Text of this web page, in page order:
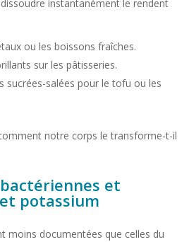
instantanément le rendent
ou les boissons fraîches.
sur les pâtisseries.
sucrées-salées pour le tofu ou les
notre corps le transforme-t-il
et
potassium
moins documentées que celles du